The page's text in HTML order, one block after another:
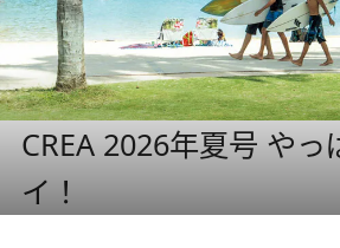
CREA 2026年夏号 やっ
イ！